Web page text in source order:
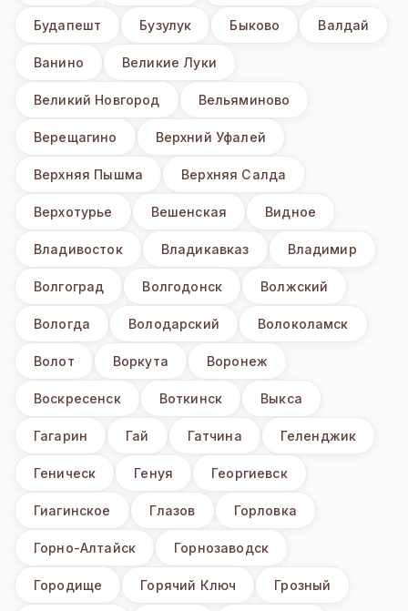
Будапешт Бузулук Быково Валдай
Ванино Великие Луки
Великий Новгород Вельяминово
Верещагино Верхний Уфалей
Верхняя Пышма Верхняя Салда
Верхотурье Вешенская Видное
Владивосток Владикавказ Владимир
Волгоград Волгодонск Волжский
Вологда Володарский Волоколамск
Волот Воркута Воронеж
Воскресенск Воткинск Выкса
Гагарин Гай Гатчина Геленджик
Геническ Генуя Георгиевск
Гиагинское Глазов Горловка
Горно-Алтайск Горнозаводск
Городище Горячий Ключ Грозный